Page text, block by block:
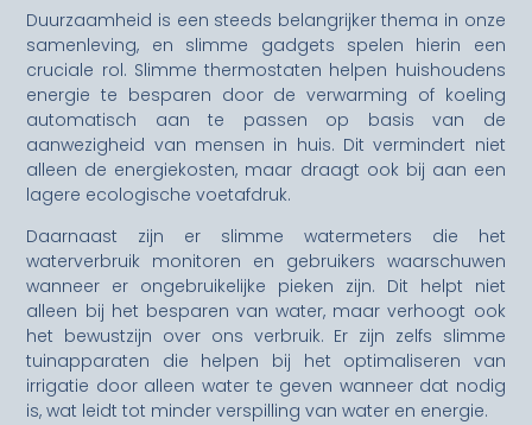
Duurzaamheid is een steeds belangrijker thema in onze
samenleving, en slimme gadgets spelen hierin een
cruciale rol. Slimme thermostaten helpen huishoudens
energie te besparen door de verwarming of koeling
automatisch aan te passen op basis van de
aanwezigheid van mensen in huis. Dit vermindert niet
alleen de energiekosten, maar draagt ook bij aan een
lagere ecologische voetafdruk.
Daarnaast zijn er slimme watermeters die het
waterverbruik monitoren en gebruikers waarschuwen
wanneer er ongebruikelijke pieken zijn. Dit helpt niet
alleen bij het besparen van water, maar verhoogt ook
het bewustzijn over ons verbruik. Er zijn zelfs slimme
tuinapparaten die helpen bij het optimaliseren van
irrigatie door alleen water te geven wanneer dat nodig
is, wat leidt tot minder verspilling van water en energie.